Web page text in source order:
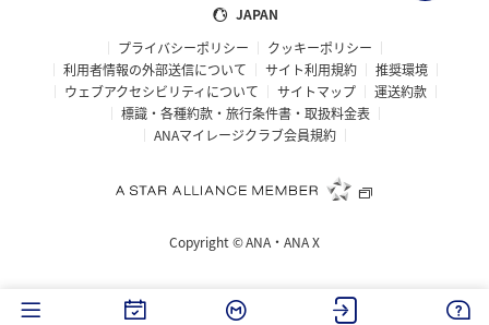
JAPAN
プライバシーポリシー
クッキーポリシー
利用者情報の外部送信について
サイト利用規約
推奨環境
ウェブアクセシビリティについて
サイトマップ
運送約款
標識・各種約款・旅行条件書・取扱料金表
ANAマイレージクラブ会員規約
Copyright ©ANA・ANA X